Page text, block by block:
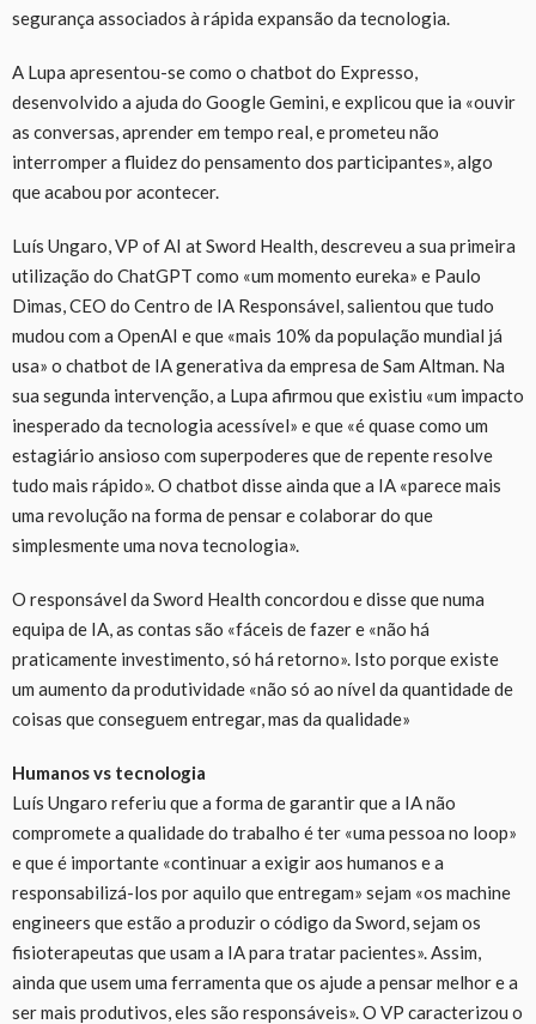
segurança associados à rápida expansão da tecnologia.
A Lupa apresentou-se como o chatbot do Expresso,
desenvolvido a ajuda do Google Gemini, e explicou que ia «ouvir
as conversas, aprender em tempo real, e prometeu não
interromper a fluidez do pensamento dos participantes», algo
que acabou por acontecer.
Luís Ungaro, VP of AI at Sword Health, descreveu a sua primeira
utilização do ChatGPT como «um momento eureka» e Paulo
Dimas, CEO do Centro de IA Responsável, salientou que tudo
mudou com a OpenAI e que «mais 10% da população mundial já
usa» o chatbot de IA generativa da empresa de Sam Altman. Na
sua segunda intervenção, a Lupa afirmou que existiu «um impacto
inesperado da tecnologia acessível» e que «é quase como um
estagiário ansioso com superpoderes que de repente resolve
tudo mais rápido». O chatbot disse ainda que a IA «parece mais
uma revolução na forma de pensar e colaborar do que
simplesmente uma nova tecnologia».
O responsável da Sword Health concordou e disse que numa
equipa de IA, as contas são «fáceis de fazer e «não há
praticamente investimento, só há retorno». Isto porque existe
um aumento da produtividade «não só ao nível da quantidade de
coisas que conseguem entregar, mas da qualidade»
Humanos vs tecnologia
Luís Ungaro referiu que a forma de garantir que a IA não
compromete a qualidade do trabalho é ter «uma pessoa no loop»
e que é importante «continuar a exigir aos humanos e a
responsabilizá-los por aquilo que entregam» sejam «os machine
engineers que estão a produzir o código da Sword, sejam os
fisioterapeutas que usam a IA para tratar pacientes». Assim,
ainda que usem uma ferramenta que os ajude a pensar melhor e a
ser mais produtivos, eles são responsáveis». O VP caracterizou o